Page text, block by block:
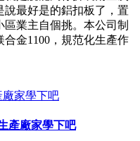
最好是的鋁扣板了，置
業主自個挑。本公司制
金1100，規范化生產作
產廠家學下吧